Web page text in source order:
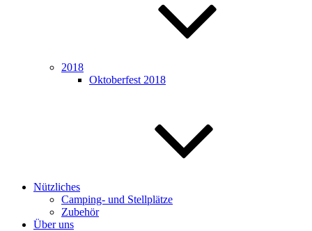
2018
Oktoberfest 2018
Nützliches
Camping- und Stellplätze
Zubehör
Über uns